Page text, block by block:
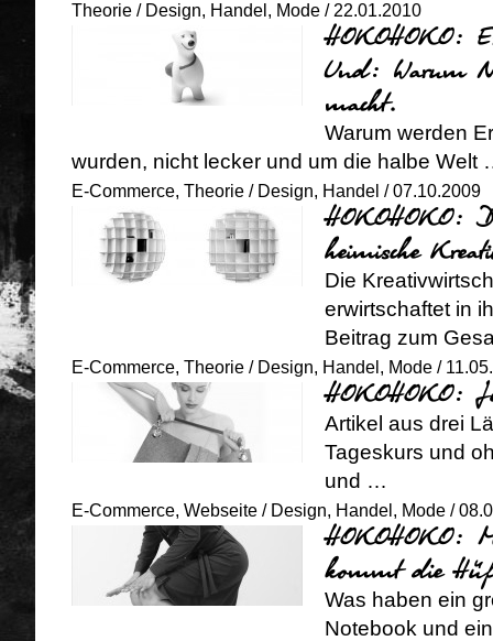
Theorie / Design, Handel , Mode / 22.01.2010
HOKOHOKO:
Und: Warum
macht.
Warum werden
wurden, nicht lecker und um die halbe Welt
E-Commerce, Theorie / Design, Handel / 07.10.2009
HOKOHOKO:
heimische
Die
erwirtschaftet in
Beitrag zum
E-Commerce, Theorie / Design, Handel , Mode /
HOKOHOKO:
Artikel aus drei
Tageskurs und
und …
E-Commerce, Webseite / Design, Handel , Mode /
HOKOHOKO:
kommt die
Was haben ein
Notebook und